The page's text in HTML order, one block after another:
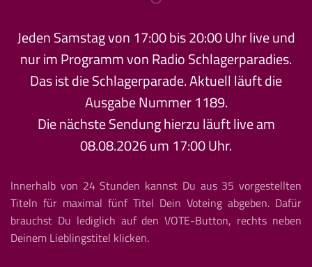
Jeden Samstag von 17:00 bis 20:00 Uhr live und
nur im Programm von Radio Schlagerparadies.
Das ist die Schlagerparade. Aktuell läuft die
Ausgabe Nummer1189.
Die nächste Sendung hierzu läuft live am
08.08.2026 um 17:00 Uhr.
Innerhalb von 24 Stunden kannst Du aus 35 vorgestellten
Titeln für maximal fünf Titel Dein Voteing abgeben. Dafür
brauchst Du lediglich auf den VOTE-Button, rechts neben
Deinem Lieblingstitel klicken.